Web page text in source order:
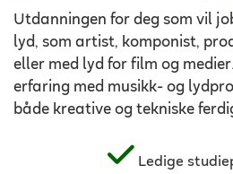
Utdanningen for deg som vil
lyd, som artist, komponist,
eller med lyd for film og
erfaring med musikk- og
både kreative og tekniske
Ledige